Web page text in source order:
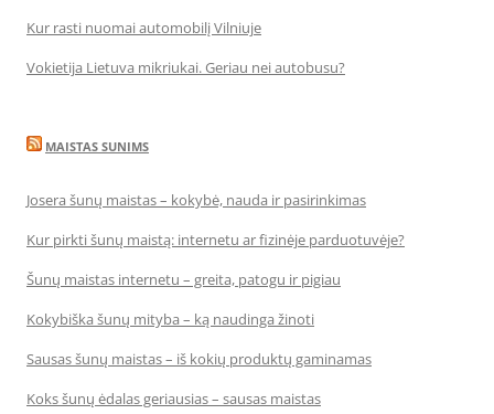
Kur rasti nuomai automobilį Vilniuje
Vokietija Lietuva mikriukai. Geriau nei autobusu?
MAISTAS SUNIMS
Josera šunų maistas – kokybė, nauda ir pasirinkimas
Kur pirkti šunų maistą: internetu ar fizinėje parduotuvėje?
Šunų maistas internetu – greita, patogu ir pigiau
Kokybiška šunų mityba – ką naudinga žinoti
Sausas šunų maistas – iš kokių produktų gaminamas
Koks šunų ėdalas geriausias – sausas maistas